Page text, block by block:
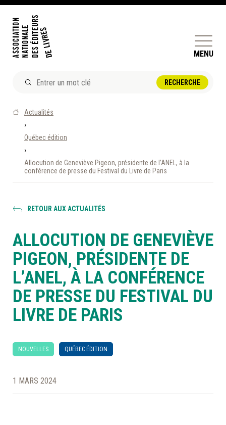
MENU
DOSSIERS ET ENJEUX
ÊTRE ÉDITEUR·TRICE
PERFECTIONNEMENT
ET SERVICES AUX MEMBRES
À LA POINTE DE LA PROFESSION
À PROPOS DEVENIR MEMBRE NOUS JOINDRE
Actualités
›
Québec édition
›
Allocution de Geneviève Pigeon, présidente de l’ANEL, à la
conférence de presse du Festival du Livre de Paris
RETOUR AUX ACTUALITÉS
ALLOCUTION DE GENEVIÈVE
PIGEON, PRÉSIDENTE DE
L’ANEL, À LA CONFÉRENCE
DE PRESSE DU FESTIVAL DU
LIVRE DE PARIS
NOUVELLES QUÉBEC ÉDITION
1 MARS 2024